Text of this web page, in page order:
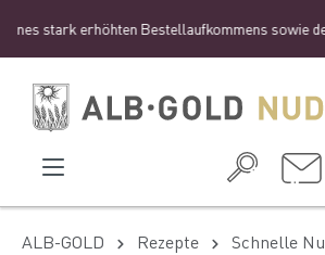
stark erhöhten Bestellaufkommens sowie der
ALB-GOLD Rezepte
Schnelle